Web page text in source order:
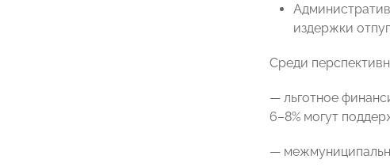
издержки
Среди
— льготное
6–8% могут
—